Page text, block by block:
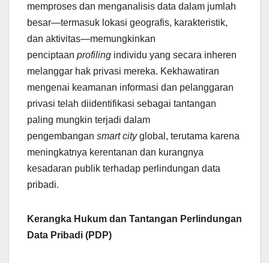
memproses dan menganalisis data dalam jumlah
besar—termasuk lokasi geografis, karakteristik,
dan aktivitas—memungkinkan
penciptaan profiling individu yang secara inheren
melanggar hak privasi mereka. Kekhawatiran
mengenai keamanan informasi dan pelanggaran
privasi telah diidentifikasi sebagai tantangan
paling mungkin terjadi dalam
pengembangan smart cityglobal, terutama karena
meningkatnya kerentanan dan kurangnya
kesadaran publik terhadap perlindungan data
pribadi.
Kerangka Hukum dan Tantangan Perlindungan
Data Pribadi (PDP)